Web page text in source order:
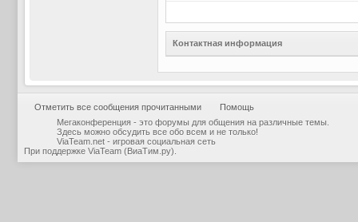
Контактная информация
Отметить все сообщения прочитанными
Помощь
Мегаконференция - это форумы для общения на различные темы.
Здесь можно обсудить все обо всем и не только!
ViaTeam.net - игровая социальная сеть
При поддержке ViaTeam (ВиаТим.ру)